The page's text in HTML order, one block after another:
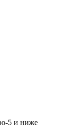
5 и ниже